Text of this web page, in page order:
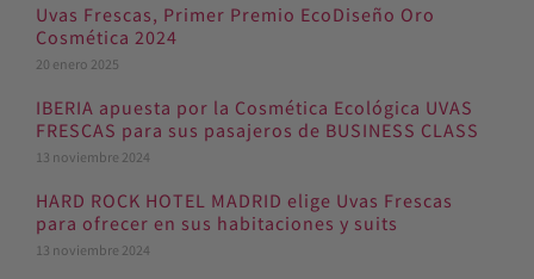
Uvas Frescas, Primer Premio EcoDiseño Oro
Cosmética 2024
20 enero 2025
IBERIA apuesta por la Cosmética Ecológica UVAS
FRESCAS para sus pasajeros de BUSINESS CLASS
13 noviembre 2024
HARD ROCK HOTEL MADRID elige Uvas Frescas
para ofrecer en sus habitaciones y suits
13 noviembre 2024